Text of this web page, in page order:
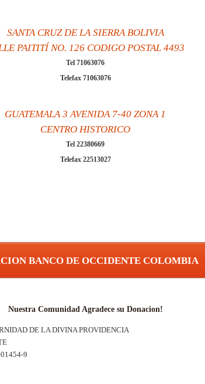
SANTA CRUZ DE LA SIERRA BOLIVIA
PAITITÍ NO. 126 CODIGO POSTAL 4493
Tel 71063076
Telefax 71063076
GUATEMALA 3 AVENIDA 7-40 ZONA 1
CENTRO HISTORICO
Tel 22380669
Telefax 22513027
BANCO DE OCCIDENTE COLOMBIA
Nuestra Comunidad Agradece su Donacion!
DE LA DIVINA PROVIDENCIA
9